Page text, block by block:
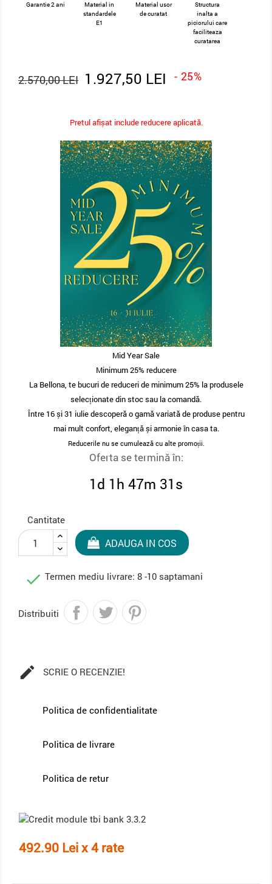
Garantie 2 ani
Material in
standardele
E1
Material usor
de curatat
Structura
inalta a
piciorului care
faciliteaza
curatarea
1.927,50 LEI - 25%
2.570,00 LEI
Pretul afișat include reducere aplicată.
Mid Year Sale
Minimum 25% reducere
La Bellona, te bucuri de reduceri de minimum 25% la produsele
selecționate din stoc sau la comandă.
Între 16 și 31 iulie descoperă o gamă variată de produse pentru
mai mult confort, eleganță și armonie în casa ta.
Reducerile nu se cumulează cu alte promoții.
Oferta se termină în:
1d 1h 47m 31s
Cantitate
ADAUGA IN COS
 Termen mediu livrare: 8 -10 saptamani
Distribuiti
 SCRIE O RECENZIE!
Politica de confidentialitate
Politica de livrare
Politica de retur
492.90 Lei x 4 rate